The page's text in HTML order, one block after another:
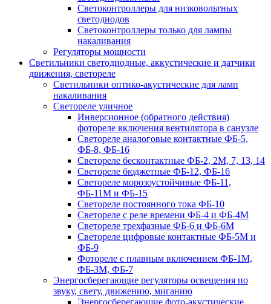
Светоконтроллеры для низковольтных
светодиодов
Светоконтроллеры только для лампы
накаливания
Регуляторы мощности
Светильники светодиодные, аккустические и датчики
движения, светореле
Светильники оптико-акустические для ламп
накаливания
Светореле уличное
Инверсионное (обратного действия)
фотореле включения вентилятора в санузле
Светореле аналоговые контактные ФБ-5,
ФБ-8, ФБ-16
Светореле бесконтактные ФБ-2, 2М, 7, 13, 14
Светореле бюджетные ФБ-12, ФБ-16
Светореле морозоустойчивые ФБ-11,
ФБ-11М и ФБ-15
Светореле постоянного тока ФБ-10
Светореле с реле времени ФБ-4 и ФБ-4М
Светореле трехфазные ФБ-6 и ФБ-6М
Светореле цифровые контактные ФБ-5М и
ФБ-9
Фотореле с плавным включением ФБ-1М,
ФБ-3М, ФБ-7
Энергосберегающие регуляторы освещения по
звуку, свету, движению, миганию
Энергосберегающие фото-акустические